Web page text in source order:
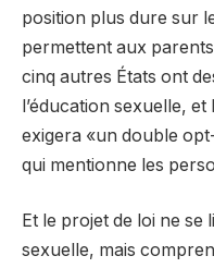
position plus dure sur
permettent aux
cinq autres États ont
l’éducation sexuelle, et
exigera «un double
qui mentionne les
Et le projet de loi ne se
sexuelle, mais